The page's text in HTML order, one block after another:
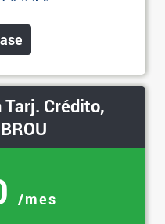
Tarj. Crédito,
/mes